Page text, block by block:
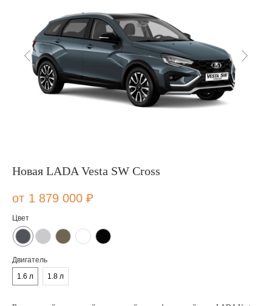
Новая LADA Vesta SW Cross
1 879 000 ₽
Цвет
Двигатель
1.6 л
1.8 л